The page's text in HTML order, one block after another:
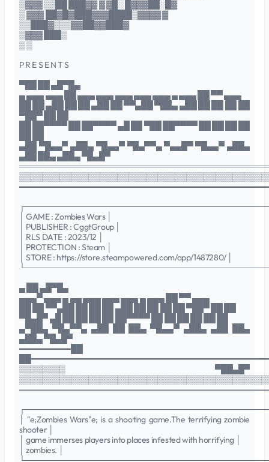
▒▓▓▓ ▒▒██ ███▓▓ ▓ ▓█░ █▓▓▓██░█▓
▒ ▓▓▓ ██▓█▓███▓▓▓████▒▓▓▓▓ ▓
▒▒███▓▒▒▒▓▓██▓▓███▓
▒▓▓▓ ███▒
▒ ▒
P R E S E N T S
▀██ ██ ▄█▀█▄
▄ ▄▄▄ ▄▄▄ ██ ▄▄▄ ▄▄▄ ▄▄▄ ▄▄▄ ▄▄▄ ▄ ▄▄▄ ██ ▀▀ ▄▄▄
██ ██ ▄██ ██ ██ ▄██ ██ ▀▀▄██ ▀██▄ ▄██ ██ ██ ██ ██
▀██▀ ██ ██
██ ██▀▀▀▀ ██ ██▀▀▀▀ ▄█ ██ ▀██ ██▀▀▀▀ ██ ██ ██ ██
▄██ ▀█▄▄▀ ▄██▄ ▀█▄▄▀ ▀█▄▀▀▄ ▀▄▄█▀ ▀█▄▄▀ ▄██▄
▄██ ██▄ ▄██▄ ▀█▄█▀
│ GAME : Zombies Wars │
│ PUBLISHER : CggtGroup │
│ RLS DATE : 2023/12 │
│ PROTECTION : Steam │
│ STORE : https://store.steampowered.com/app/1487280/ │
▄ ██ ▄█▀█▄
▄▄▄▀ ▄▄▄ ▄ ▄▄ ▄▄▄ ▄▄▄ ▄▄▄ ▄ ▄▄▄ ██ ▀▀ ▄▄▄
██ ██ ▀▀▄██ ██ ██ ██ ▄██ ██ ██ ██ ██ ▀██▀ ██ ██
▀█▄█▀ ▄█ ██ ██ ██ ██ ██▀▀▀▀ ██ ██ ██ ██ ██ ██
▄▀██▄ ▀█▄▀▀▄ ▄██ ██ ██▄ ▀█▄▄▀ ▄██▄ ▄██ ██▄
▄██▄ ▀█▄█▀
═════════██
▒▒▒▒▒▒▒▒ ▀██▄█▀
│ "e;Zombies Wars"e; is a shooting game.The terrifying zombie
shooter │
│ game immerses players into places infested with horrifying │
│ zombies. │